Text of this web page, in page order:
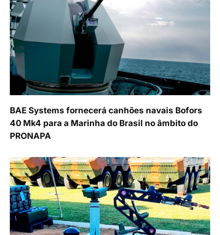
BAE Systems fornecerá canhões navais Bofors
40 Mk4 para a Marinha do Brasil no âmbito do
PRONAPA